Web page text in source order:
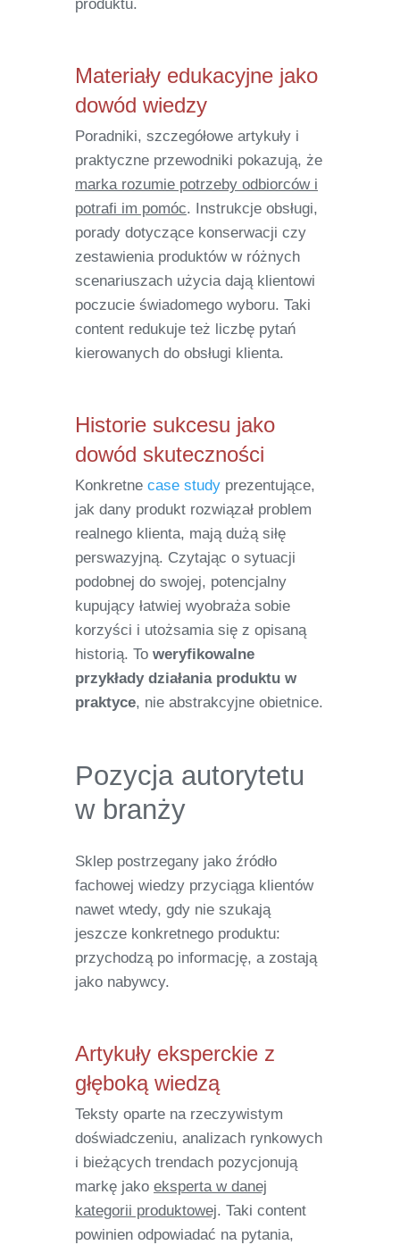
produktu.
Materiały edukacyjne jako
dowód wiedzy
Poradniki, szczegółowe artykuły i
praktyczne przewodniki pokazują, że
marka rozumie potrzeby odbiorców i
potrafi im pomóc. Instrukcje obsługi,
porady dotyczące konserwacji czy
zestawienia produktów w różnych
scenariuszach użycia dają klientowi
poczucie świadomego wyboru. Taki
content redukuje też liczbę pytań
kierowanych do obsługi klienta.
Historie sukcesu jako
dowód skuteczności
Konkretne case study prezentujące,
jak dany produkt rozwiązał problem
realnego klienta, mają dużą siłę
perswazyjną. Czytając o sytuacji
podobnej do swojej, potencjalny
kupujący łatwiej wyobraża sobie
korzyści i utożsamia się z opisaną
historią. To weryfikowalne
przykłady działania produktu w
praktyce, nie abstrakcyjne obietnice.
Pozycja autorytetu
w branży
Sklep postrzegany jako źródło
fachowej wiedzy przyciąga klientów
nawet wtedy, gdy nie szukają
jeszcze konkretnego produktu:
przychodzą po informację, a zostają
jako nabywcy.
Artykuły eksperckie z
głęboką wiedzą
Teksty oparte na rzeczywistym
doświadczeniu, analizach rynkowych
i bieżących trendach pozycjonują
markę jako eksperta w danej
kategorii produktowej. Taki content
powinien odpowiadać na pytania,